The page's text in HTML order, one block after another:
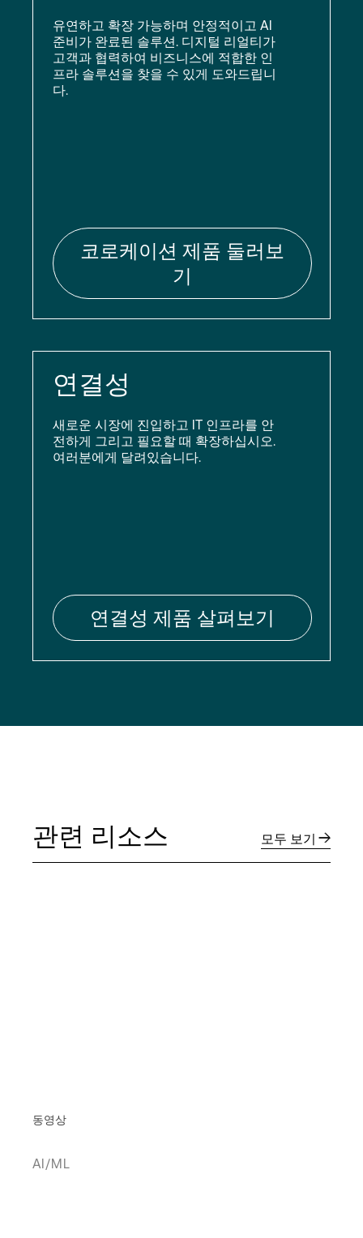
유연하고 확장 가능하며 안정적이고 AI
준비가 완료된 솔루션. 디지털 리얼티가
고객과 협력하여 비즈니스에 적합한 인
프라 솔루션을 찾을 수 있게 도와드립니
다.
코로케이션 제품 둘러보
기
연결성
새로운 시장에 진입하고 IT 인프라를 안
전하게 그리고 필요할 때 확장하십시오.
여러분에게 달려있습니다.
연결성 제품 살펴보기
관련 리소스 모두 보기
동영상
AI/ML